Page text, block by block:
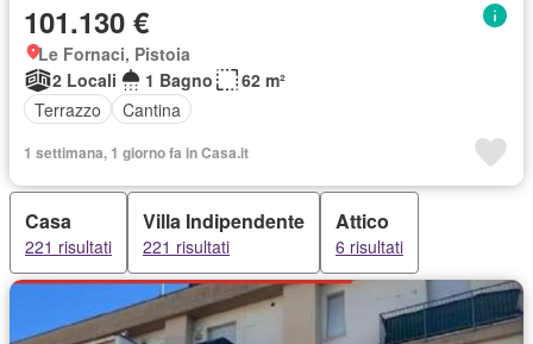
101.130 €
Le Fornaci, Pistoia
2 Locali
1 Bagno
62 m²
Terrazzo
Cantina
1 settimana, 1 giorno fa in Casa.it
Casa
221 risultati
Villa Indipendente
221 risultati
Attico
6 risultati